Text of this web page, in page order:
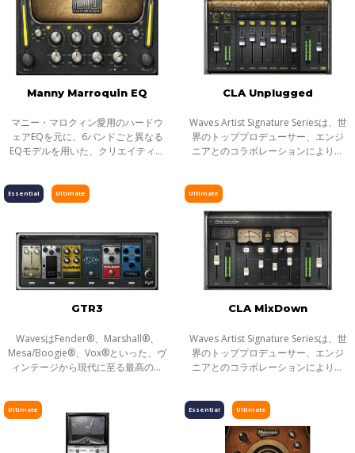
Manny Marroquin EQ
マニー・マロクィン愛用のハードウ
ェアEQを元に、6バンドごと異なる
EQモデルを用いた、クリエイティブ
賞に輝いたミキシング・エンジニ
CLA Unplugged
Waves Artist Signature Seriesは、世
界のトッププロデューサー、エンジ
ニアとのコラボレーションにより生
グインは、アーティストの個性的な
サウ
Ultimate
Essential
GTR3
WavesはFender®、Marshall®、
Mesa/Boogie®、Vox®といった、ヴ
ィンテージから現代に至る最高のギ
技術を駆使して解析しました。その
結果、Waves GTR
Ultimate
CLA MixDown
Waves Artist Signature Seriesは、世
界のトッププロデューサー、エンジ
ニアとのコラボレーションにより生
グインは、アーティストの個性的な
サウ
Ultimate Ultimate
Essential